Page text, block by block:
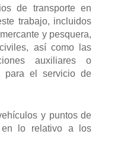
de transporte en
trabajo, incluidos
y pesquera,
así como las
auxiliares o
para el servicio de
y puntos de
lo relativo a los